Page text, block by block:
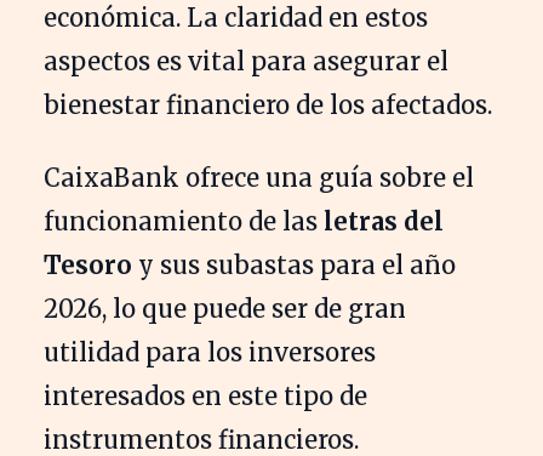
económica. La claridad en estos
aspectos es vital para asegurar el
bienestar financiero de los afectados.
CaixaBank ofrece una guía sobre el
funcionamiento de las letras del
Tesoro y sus subastas para el año
2026, lo que puede ser de gran
utilidad para los inversores
interesados en este tipo de
instrumentos financieros.